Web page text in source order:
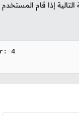
إذا قام المستخدم
4